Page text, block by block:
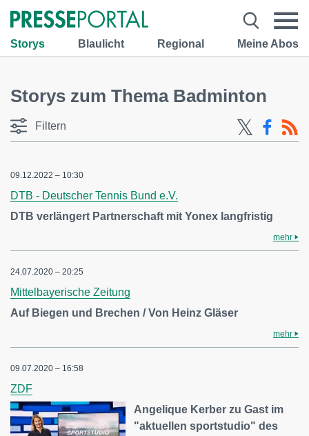
Storys Blaulicht Regional Meine Abos
Storys zum Thema Badminton
Filtern
09.12.2022 – 10:30
DTB - Deutscher Tennis Bund e.V.
DTB verlängert Partnerschaft mit Yonex langfristig
mehr
24.07.2020 – 20:25
Mittelbayerische Zeitung
Auf Biegen und Brechen / Von Heinz Gläser
mehr
09.07.2020 – 16:58
ZDF
Angelique Kerber zu Gast im
"aktuellen sportstudio" des